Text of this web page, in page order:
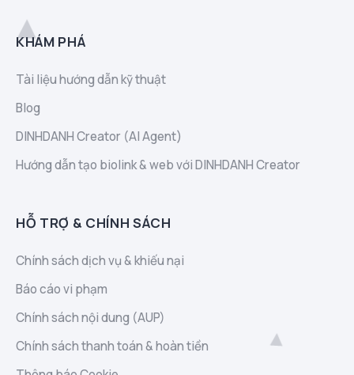
KHÁM PHÁ
Tài liệu hướng dẫn kỹ thuật
Blog
DINHDANH Creator (AI Agent)
Hướng dẫn tạo biolink & web với DINHDANH Creator
HỖ TRỢ & CHÍNH SÁCH
Chính sách dịch vụ & khiếu nại
Báo cáo vi phạm
Chính sách nội dung (AUP)
Chính sách thanh toán & hoàn tiền